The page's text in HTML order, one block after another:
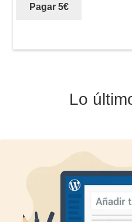
Pagar 5€
Lo